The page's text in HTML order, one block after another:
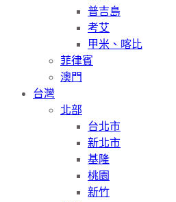
普吉島
考艾
甲米、喀比
菲律賓
澳門
台灣
北部
台北市
新北市
基隆
桃園
新竹